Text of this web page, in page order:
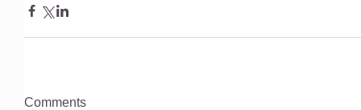
Comments